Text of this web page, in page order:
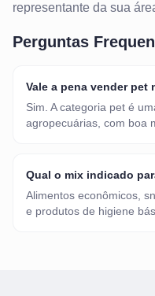
representante da sua
Perguntas
Vale a pena vender pet
Sim. A categoria pet é
agropecuárias, com boa
Qual o mix indicado
Alimentos econômicos,
e produtos de higiene